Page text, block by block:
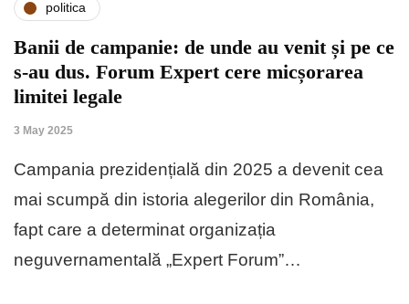
politica
Banii de campanie: de unde au venit și pe ce
s-au dus. Forum Expert cere micșorarea
limitei legale
3 May 2025
Campania prezidențială din 2025 a devenit cea
mai scumpă din istoria alegerilor din România,
fapt care a determinat organizația
neguvernamentală „Expert Forum”…